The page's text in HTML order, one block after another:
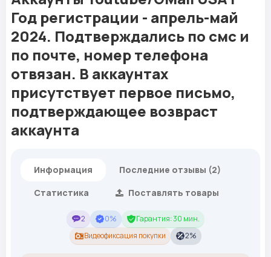
Год регистрации - апрель-май
2024. Подтверждались по смс и
по почте, номер телефона
отвязан. В аккаунтах
присутствует первое письмо,
подтверждающее возвраст
аккаунта
Информация
Последние отзывы (2)
Статистика
Поставлять товары
2 0%
Гарантия: 30 мин.
Видеофиксация покупки
2%